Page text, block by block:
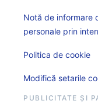
Notă de informare
personale prin
Politica de cookie
Modifică setarile
PUBLICITATE ȘI